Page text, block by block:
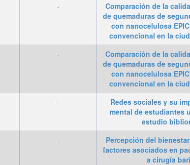
-
Comparación de la
de quemaduras de
con nanocelulosa
convencional en la
-
Comparación de la
de quemaduras de
con nanocelulosa
convencional en la
-
Redes sociales y su
mental de estudiantes
estudio
-
Percepción del
factores asociados en
a cirugía